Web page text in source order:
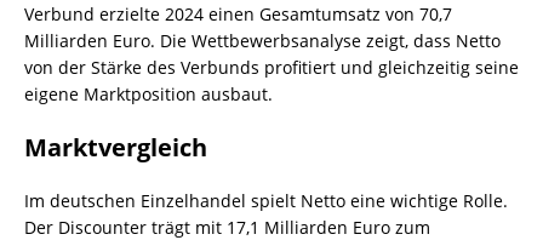
Verbund erzielte 2024 einen Gesamtumsatz von 70,7
Milliarden Euro. Die Wettbewerbsanalyse zeigt, dass Netto
von der Stärke des Verbunds profitiert und gleichzeitig seine
eigene Marktposition ausbaut.
Marktvergleich
Im deutschen Einzelhandel spielt Netto eine wichtige Rolle.
Der Discounter trägt mit 17,1 Milliarden Euro zum